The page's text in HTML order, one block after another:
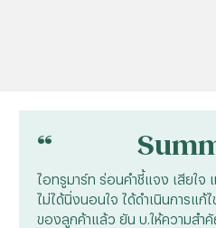
“
ไอทรูมาร์ท ร่อนคำชี้แจง เสียใ
ไม่ได้นิ่งนอนใจ ได้ดำเนินการแ
ของลูกค้าแล้ว ยัน บ.ให้ความส